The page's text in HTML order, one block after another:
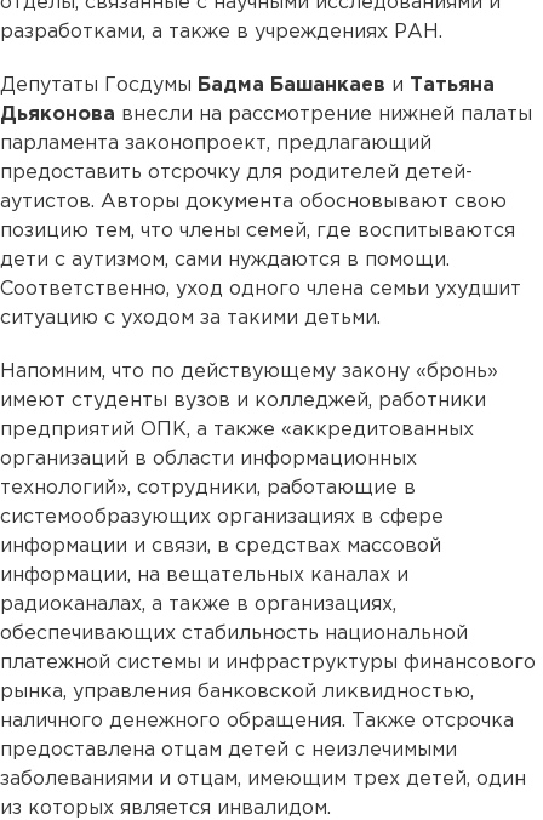
разработками, а также в учреждениях РАН.
Депутаты Госдумы Бадма Башанкаев и Татьяна
Дьяконова внесли на рассмотрение нижней палаты
парламента законопроект, предлагающий
предоставить отсрочку для родителей детей-
аутистов. Авторы документа обосновывают свою
позицию тем, что члены семей, где воспитываются
дети с аутизмом, сами нуждаются в помощи.
Соответственно, уход одного члена семьи ухудшит
ситуацию с уходом за такими детьми.
Напомним, что по действующему закону «бронь»
имеют студенты вузов и колледжей, работники
предприятий ОПК, а также «аккредитованных
организаций в области информационных
технологий», сотрудники, работающие в
системообразующих организациях в сфере
информации и связи, в средствах массовой
информации, на вещательных каналах и
радиоканалах, а также в организациях,
обеспечивающих стабильность национальной
платежной системы и инфраструктуры финансового
рынка, управления банковской ликвидностью,
наличного денежного обращения. Также отсрочка
предоставлена отцам детей с неизлечимыми
заболеваниями и отцам, имеющим трех детей, один
из которых является инвалидом.